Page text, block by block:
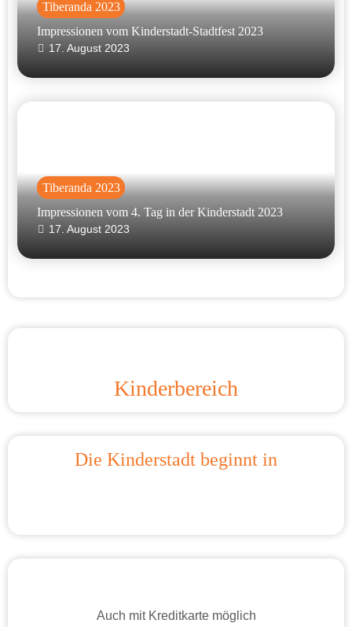
Tiberanda 2023
Impressionen vom Kinderstadt-Stadtfest 2023
17. August 2023
Tiberanda 2023
Impressionen vom 4. Tag in der Kinderstadt 2023
17. August 2023
Kinderbereich
Die Kinderstadt beginnt in
Auch mit Kreditkarte möglich